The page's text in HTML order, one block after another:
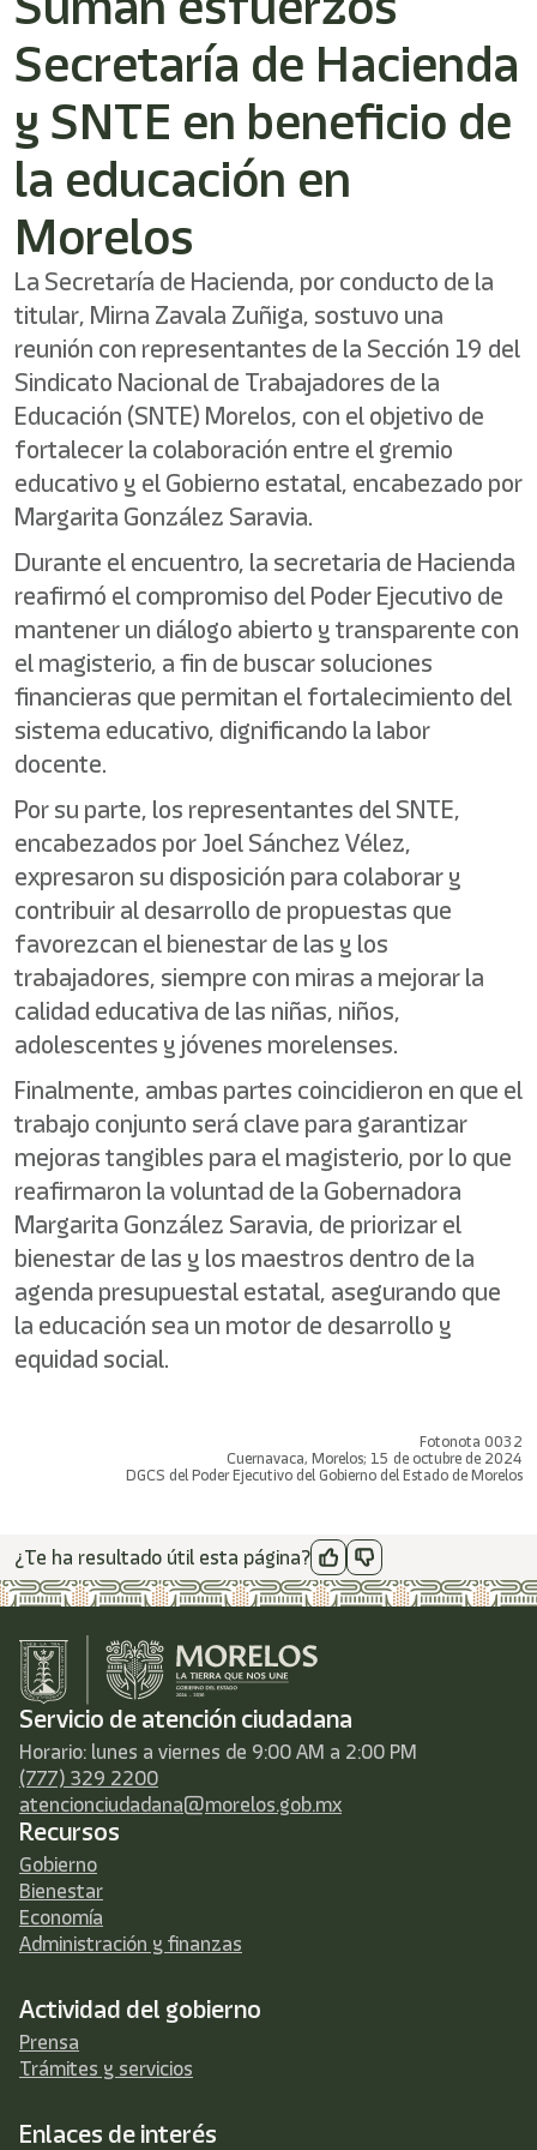
Este
acceso
directo
lector
pantalla
para
ayudarle
navegar
interactuar
con
contenido.
Secretaría de Hacienda
y SNTE en beneficio de
la educación en
Morelos
La Secretaría de Hacienda, por conducto de la
titular, Mirna Zavala Zuñiga, sostuvo una
reunión con representantes de la Sección 19 del
Sindicato Nacional de Trabajadores de la
Educación (SNTE) Morelos, con el objetivo de
fortalecer la colaboración entre el gremio
educativo y el Gobierno estatal, encabezado por
Margarita González Saravia.
Durante el encuentro, la secretaria de Hacienda
reafirmó el compromiso del Poder Ejecutivo de
mantener un diálogo abierto y transparente con
el magisterio, a fin de buscar soluciones
financieras que permitan el fortalecimiento del
sistema educativo, dignificando la labor
docente.
Por su parte, los representantes del SNTE,
encabezados por Joel Sánchez Vélez,
expresaron su disposición para colaborar y
contribuir al desarrollo de propuestas que
favorezcan el bienestar de las y los
trabajadores, siempre con miras a mejorar la
calidad educativa de las niñas, niños,
adolescentes y jóvenes morelenses.
Finalmente, ambas partes coincidieron en que el
trabajo conjunto será clave para garantizar
mejoras tangibles para el magisterio, por lo que
reafirmaron la voluntad de la Gobernadora
Margarita González Saravia, de priorizar el
bienestar de las y los maestros dentro de la
agenda presupuestal estatal, asegurando que
la educación sea un motor de desarrollo y
equidad social.
Fotonota 0032
Cuernavaca, Morelos; 15 de octubre de 2024
DGCS del Poder Ejecutivo del Gobierno del Estado de Morelos
¿Te ha resultado útil esta página?
Servicio de atención ciudadana
Horario: lunes a viernes de 9:00 AM a 2:00 PM
(777) 329 2200
atencionciudadana@morelos.gob.mx
Recursos
Gobierno
Bienestar
Economía
Administración y finanzas
Actividad del gobierno
Prensa
Trámites y servicios
Enlaces de interés